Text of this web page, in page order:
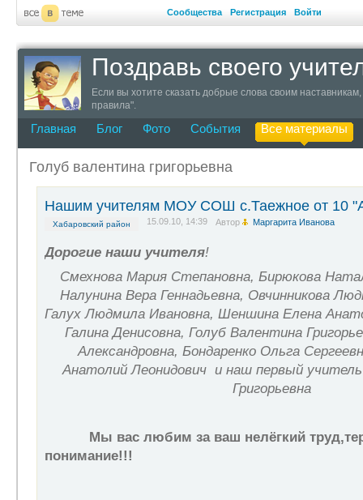
Сообщества Регистрация Войти
Поздравь своего
Если вы хотите сказать добрые слова своим
правила".
Главная Блог Фото События Все материалы
Голуб валентина григорьевна
Нашим учителям МОУ СОШ с.Таежное от 10
Хабаровский район 15.09.10, 14:39 Автор Маргарита Иванова
Дорогие наши учителя!
Смехнова Мария Степановна, Бирюкова
Налунина Вера Геннадьевна, Овчинникова
Галух Людмила Ивановна, Шеншина Елена
Галина Денисовна, Голуб Валентина
Александровна, Бондаренко Ольга
Анатолий Леонидович и наш первый
Григорьевна
Мы вас любим за ваш нелёгкий
понимание!!!